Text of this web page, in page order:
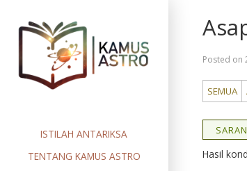
content
ISTILAH ANTARIKSA
TENTANG KAMUS ASTRO
Posted on
SEMUA
Hasil